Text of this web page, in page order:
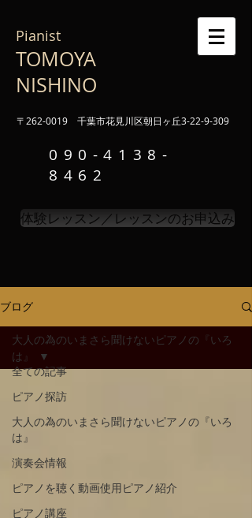
Pianist
TOMOYA
NISHINO
〒262-0019 千葉市花見川区朝日ヶ丘3-22-9-309
090-4138-
8462
体験レッスン／レッスンのお申込み
ブログ
全ての記事
ピアノ探訪
大人の為のいまさら聞けないピアノの『いろ
は』
演奏会情報
ピアノを聴く動画使用ピアノ紹介
ピアノ講座
大人の為のいまさら聞けないピアノの『いろ
は』